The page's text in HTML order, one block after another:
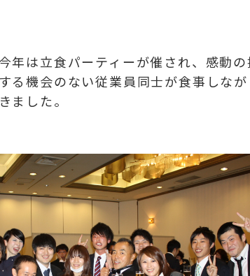
年は立食パーティーが催され、感動の
る機会のない従業員同士が食事しな
ました。